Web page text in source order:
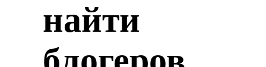
найти